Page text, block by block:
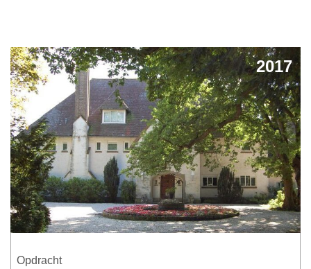
Herbestemming & transformatie
Verduurzaming & modernisering
Overige werkzaamheden
2017
Opdracht